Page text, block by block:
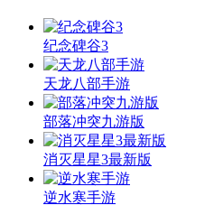
纪念碑谷3
天龙八部手游
部落冲突九游版
消灭星星3最新版
逆水寒手游